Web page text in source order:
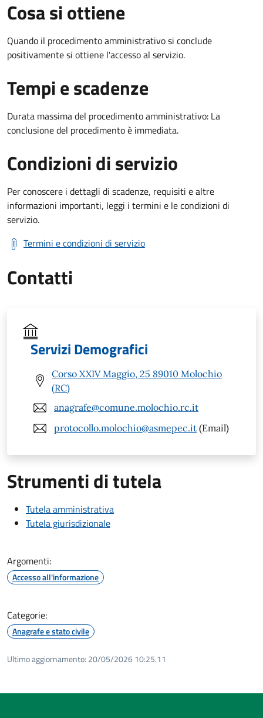
Cosa si ottiene
Quando il procedimento amministrativo si conclude
positivamente si ottiene l'accesso al servizio.
Tempi e scadenze
Durata massima del procedimento amministrativo: La
conclusione del procedimento è immediata.
Condizioni di servizio
Per conoscere i dettagli di scadenze, requisiti e altre
informazioni importanti, leggi i termini e le condizioni di
servizio.
Termini e condizioni di servizio
Contatti
Servizi Demografici
Corso XXIV Maggio, 25 89010 Molochio
(RC)
anagrafe@comune.molochio.rc.it
protocollo.molochio@asmepec.it (Email)
Strumenti di tutela
Tutela amministrativa
Tutela giurisdizionale
Argomenti:
Accesso all'informazione
Categorie:
Anagrafe e stato civile
Ultimo aggiornamento: 20/05/2026 10:25.11